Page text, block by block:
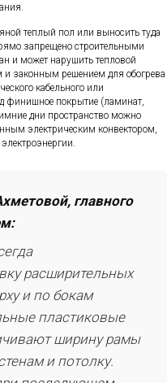
теплый пол или выносить туда
запрещено строительными
и может нарушить тепловой
законным решением для обогрева
кабельного или
финишное покрытие (ламинат,
дни пространство можно
электрическим конвектором,
главного
расширительных
и по бокам
пластиковые
ширину рамы
и потолку.